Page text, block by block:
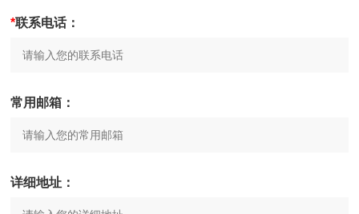
*联系电话：
常用邮箱：
详细地址：